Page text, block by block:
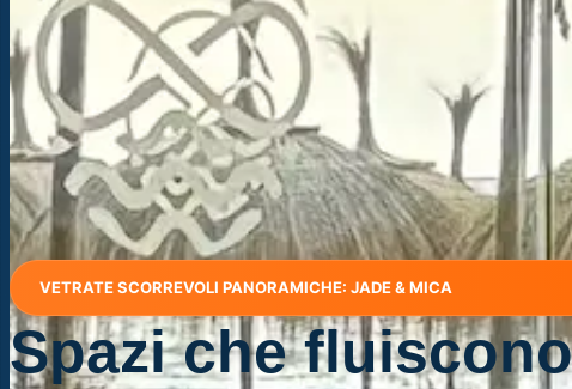
VETRATE SCORREVOLI PANORAMICHE: JADE & MICA
Spazi che